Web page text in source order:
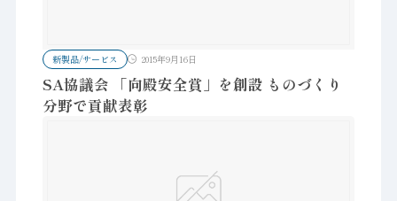
新製品/サービス 2015年9月16日
SA協議会 「向殿安全賞」を創設 ものづくり
分野で貢献表彰